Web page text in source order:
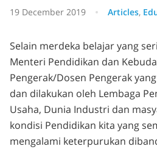
19 December 2019 Articles,
Selain merdeka belajar yang
Menteri Pendidikan dan
Pengerak/Dosen Pengerak
dan dilakukan oleh Lembaga
Usaha, Dunia Industri dan
kondisi Pendidikan kita yang
mengalami keterpurukan